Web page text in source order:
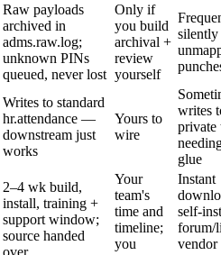
Raw payloads
archived in
adms.raw.log;
unknown PINs
queued, never lost
Only if
you build
archival +
review
yourself
silently
Writes to standard
hr.attendance —
downstream just
works
Yours to
wire
writes
private
glue
2–4 wk build,
install, training +
support window;
source handed
Your
team's
time and
timeline;
you
Instant
self-
forum/
vendor